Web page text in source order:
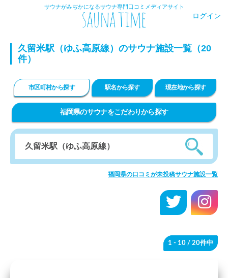
サウナがみぢかになるサウナ専門口コミメディアサイト
ログイン
久留米駅（ゆふ高原線）のサウナ施設一覧（20
件）
市区町村から探す 駅名から探す 現在地から探す
福岡県のサウナをこだわりから探す
福岡県の口コミが未投稿サウナ施設一覧
1 - 10 / 20件中